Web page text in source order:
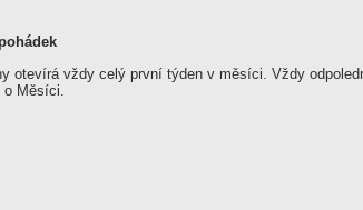
otevírá vždy celý první týden v měsíci. Vždy
Měsíci.